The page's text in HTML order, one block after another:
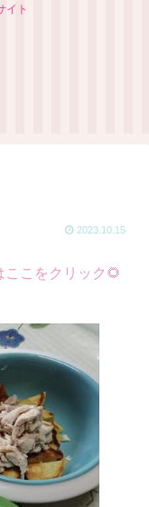
イト
2023.10.15
ここをクリック🌻